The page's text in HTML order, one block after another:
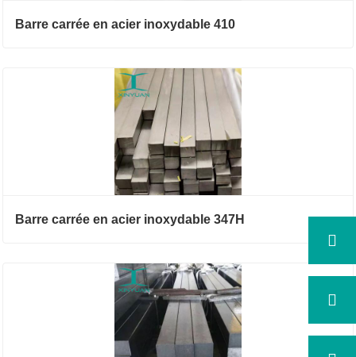
Barre carrée en acier inoxydable 410
Barre carrée en acier inoxydable 347H